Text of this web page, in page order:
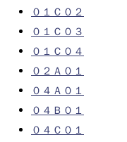
０１Ｃ０２
０１Ｃ０３
０１Ｃ０４
０２Ａ０１
０４Ａ０１
０４Ｂ０１
０４Ｃ０１